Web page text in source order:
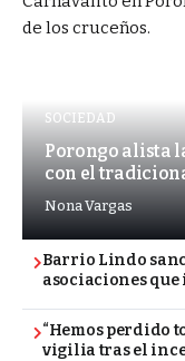
SOCIEDAD
Porongo alista
con el
Nona Vargas
Barrio Lindo
asociaciones
“Hemos perdido
vigilia tras el